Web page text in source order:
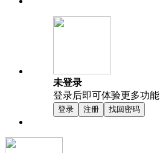
未登录
登录后即可体验更多功能
登录 注册 找回密码